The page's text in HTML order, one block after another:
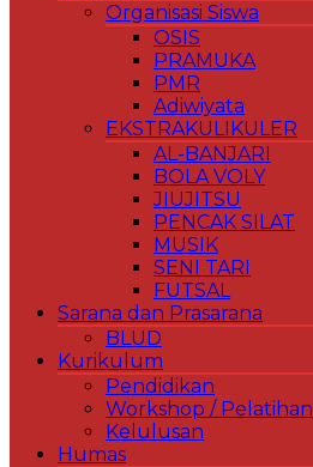
Organisasi Siswa
OSIS
PRAMUKA
PMR
Adiwiyata
EKSTRAKULIKULER
AL-BANJARI
BOLA VOLY
JIUJITSU
PENCAK SILAT
MUSIK
SENI TARI
FUTSAL
Sarana dan Prasarana
BLUD
Kurikulum
Pendidikan
Workshop / Pelatihan
Kelulusan
Humas